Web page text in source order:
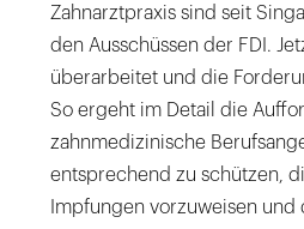
Zahnarztpraxis sind seit
den Ausschüssen der FDI.
überarbeitet und die
So ergeht im Detail die
zahnmedizinische
entsprechend zu schützen,
Impfungen vorzuweisen und